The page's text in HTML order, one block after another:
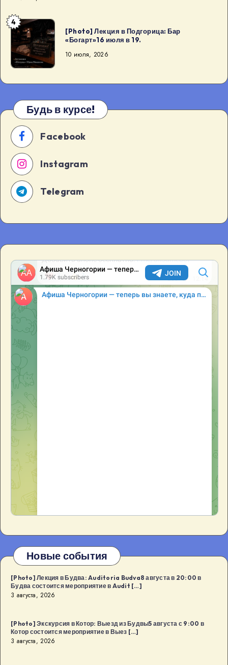
[Photo]
Лекция
в
Подгорица:
июля
в
19.
4
[Photo] Лекция в Подгорица: Бар
«Богарт»16 июля в 19.
10 июля, 2026
Будь в курсе!
Facebook
Instagram
Telegram
Новые события
[Photo] Лекция в Будва: Auditoria Budva8 августа в 20:00 в
Будва состоится мероприятие в Audit […]
3 августа, 2026
[Photo] Экскурсия в Котор: Выезд из Будвы5 августа с 9:00 в
Котор состоится мероприятие в Выез […]
3 августа, 2026